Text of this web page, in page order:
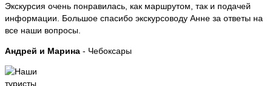
Экскурсия очень понравилась, как маршрутом, так и подачей
информации. Большое спасибо экскурсоводу Анне за ответы на
все наши вопросы.
Андрей и Марина - Чебоксары